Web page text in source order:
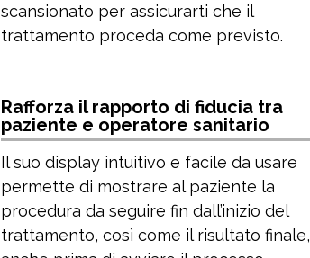
scansionato per assicurarti che il
trattamento proceda come previsto.
Rafforza il rapporto di fiducia tra
paziente e operatore sanitario
Il suo display intuitivo e facile da usare
permette di mostrare al paziente la
procedura da seguire fin dall’inizio del
trattamento, così come il risultato finale,